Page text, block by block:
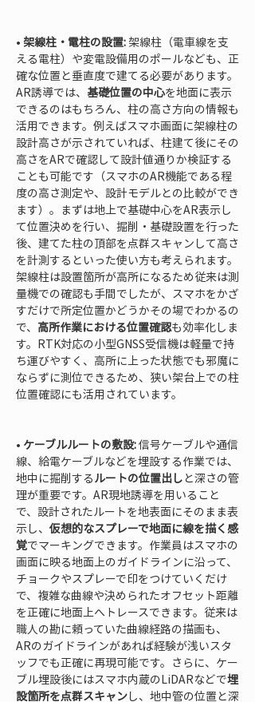
• 架線柱・電柱の設置: 架線柱（電車線を支
える電柱）や変電設備用のポールなども、正
確な位置と垂直度で建てる必要があります。
AR誘導では、 基礎位置の中心を地面に表示
できるのはもちろん、柱の高さ方向の情報も
活用できます。例えばスマホ画面に架線柱の
設計高さが示されていれば、柱建て後にその
高さをARで確認して設計値通りか検証する
ことも可能です（スマホのAR機能である程
度の高さ測定や、設計モデルとの比較ができ
ます）。まずは地上で基礎中心をAR表示し
て位置決めを行い、掘削・基礎設置を行った
後、建てた柱の頂部を点群スキャンして高さ
を計測するといった使い方も考えられます。
架線柱は設置箇所が高所になるため従来は測
量機での確認も手間でしたが、スマホをかざ
すだけで所定位置かどうかその場でわかるの
で、 高所作業における位置確認も効率化しま
す。RTK対応の小型GNSS受信機は軽量で持
ち運びやすく、高所に上った状態でも邪魔に
ならずに測位できるため、狭い架台上での柱
位置確認にも活用されています。
• ケーブルルートの敷設: 信号ケーブルや通信
線、給電ケーブルなどを埋設する作業では、
地中に掘削するルートの位置出し と深さの管
理が重要です。AR現地誘導を用いること
で、設計されたルートを地表面にそのまま表
示し、 仮想的なスプレーで地面に線を描く感
覚でマーキングできます。作業員はスマホの
画面に映る地面上のガイドラインに沿って、
チョークやスプレーで印をつけていくだけ
で、複雑な曲線や決められたオフセット距離
を正確に地面上へトレースできます。従来は
職人の勘に頼っていた曲線経路の描画も、
ARのガイドラインがあれば経験が浅いスタ
ッフでも正確に再現可能です。さらに、ケー
ブル埋設後にはスマホ内蔵のLiDARなどで埋
設箇所を点群スキャンし、地中管の位置と深